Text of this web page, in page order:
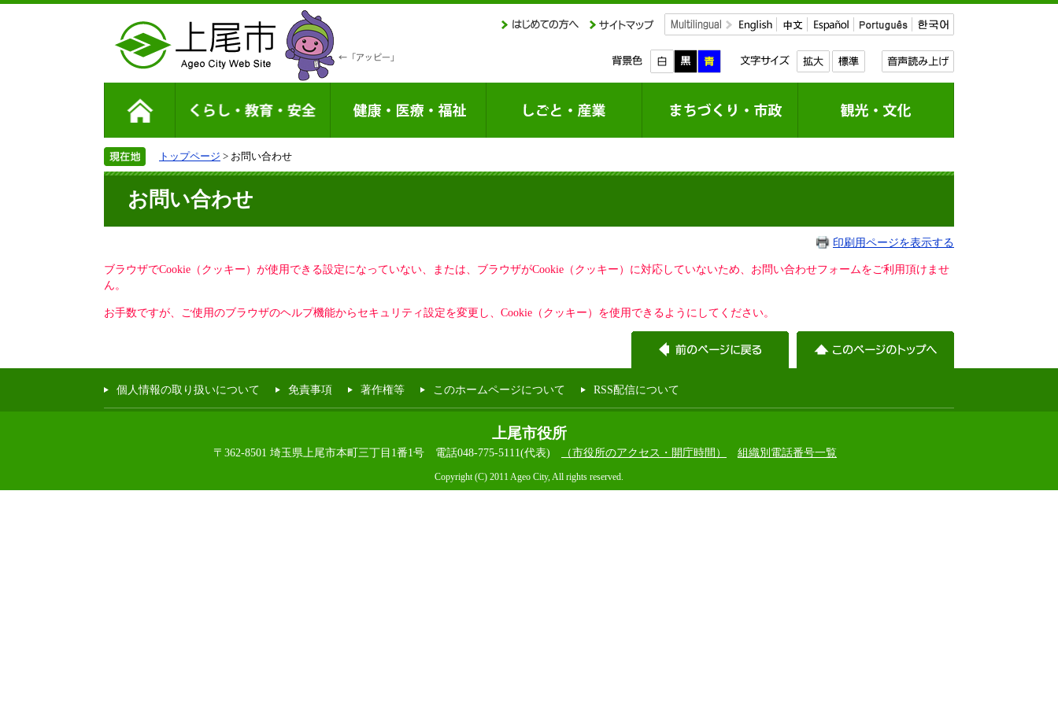
トップページ > お問い合わせ
お問い合わせ
印刷用ページを表示する
ブラウザでCookie（クッキー）が使用できる設定になっていない、または、ブラウザがCookie（クッキー）に対応していないため、お問い合わせフォームをご利用頂けませ
ん。
お手数ですが、ご使用のブラウザのヘルプ機能からセキュリティ設定を変更し、Cookie（クッキー）を使用できるようにしてください。
個人情報の取り扱いについて 免責事項 著作権等 このホームページについて RSS配信について
上尾市役所
〒362-8501 埼玉県上尾市本町三丁目1番1号 電話048-775-5111(代表) （市役所のアクセス・開庁時間） 組織別電話番号一覧
Copyright (C) 2011 Ageo City, All rights reserved.